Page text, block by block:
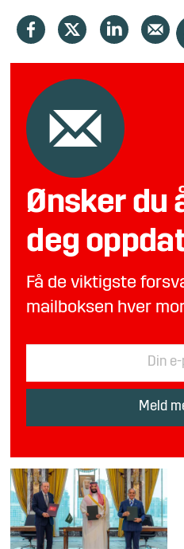
Ønsker du
deg
Få de viktigste
mailboksen hver